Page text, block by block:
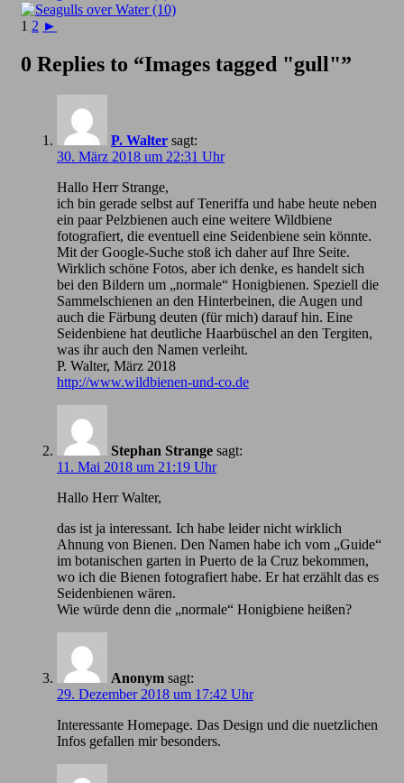
1 2 ►
0 Replies to “Images tagged "gull"”
P. Walter sagt:
30. März 2018 um 22:31 Uhr
Hallo Herr Strange,
ich bin gerade selbst auf Teneriffa und habe heute neben
ein paar Pelzbienen auch eine weitere Wildbiene
fotografiert, die eventuell eine Seidenbiene sein könnte.
Mit der Google-Suche stoß ich daher auf Ihre Seite.
Wirklich schöne Fotos, aber ich denke, es handelt sich
bei den Bildern um „normale“ Honigbienen. Speziell die
Sammelschienen an den Hinterbeinen, die Augen und
auch die Färbung deuten (für mich) darauf hin. Eine
Seidenbiene hat deutliche Haarbüschel an den Tergiten,
was ihr auch den Namen verleiht.
P. Walter, März 2018
http://www.wildbienen-und-co.de
Stephan Strange sagt:
11. Mai 2018 um 21:19 Uhr
Hallo Herr Walter,
das ist ja interessant. Ich habe leider nicht wirklich
Ahnung von Bienen. Den Namen habe ich vom „Guide“
im botanischen garten in Puerto de la Cruz bekommen,
wo ich die Bienen fotografiert habe. Er hat erzählt das es
Seidenbienen wären.
Wie würde denn die „normale“ Honigbiene heißen?
Anonym sagt:
29. Dezember 2018 um 17:42 Uhr
Іnteressante Homepage. Das Design und die nuetzlichen
Infos gefallen mir besonders.